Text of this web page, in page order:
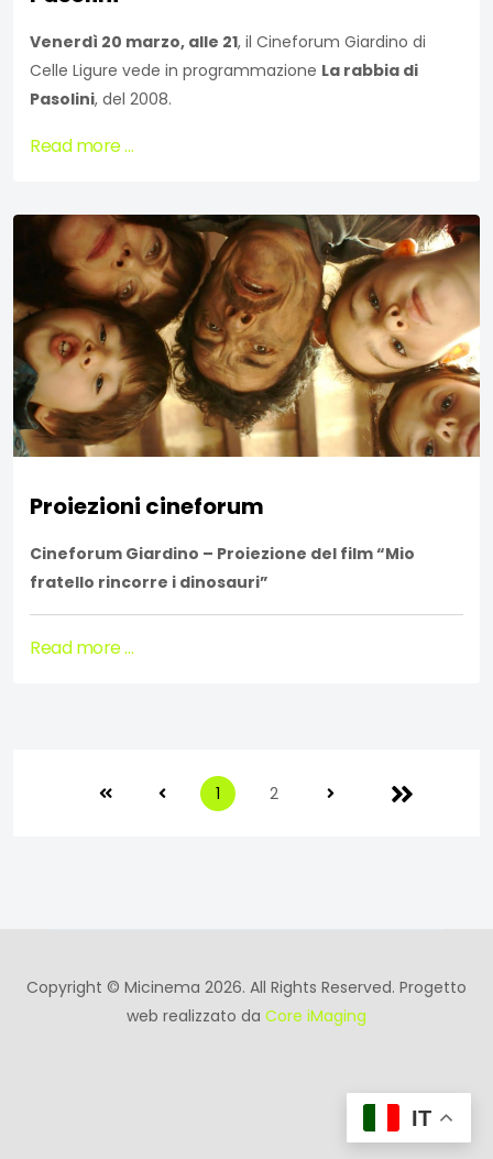
IT
Venerdì 20 marzo, alle 21, il Cineforum Giardino di
Celle Ligure vede in programmazione La rabbia di
Pasolini, del 2008.
Read more …
Proiezioni cineforum
Cineforum Giardino – Proiezione del film “Mio
fratello rincorre i dinosauri”
Read more …
1 2
Copyright © Micinema 2026. All Rights Reserved. Progetto
web realizzato da Core iMaging